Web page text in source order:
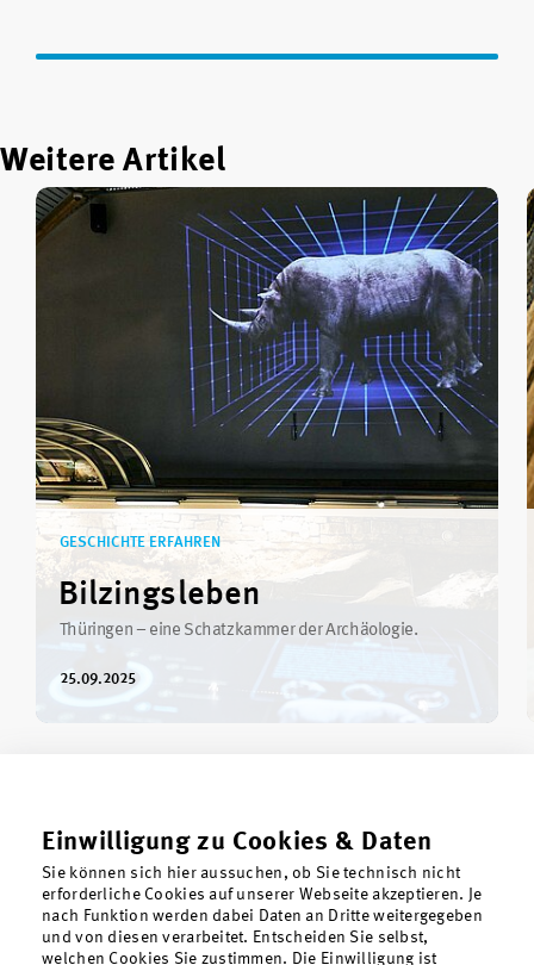
Einwilligung zu Cookies & Daten
Sie können sich hier aussuchen, ob Sie technisch nicht
erforderliche Cookies auf unserer Webseite akzeptieren. Je
nach Funktion werden dabei Daten an Dritte weitergegeben
und von diesen verarbeitet. Entscheiden Sie selbst,
welchen Cookies Sie zustimmen. Die Einwilligung ist
Weitere Artikel
GESCHICHTE ERFAHREN
Bilzingsleben
Thüringen – eine Schatzkammer der Archäologie.
25.09.2025